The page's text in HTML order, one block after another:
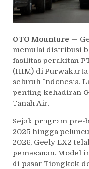
OTO Mounture —
memulai distribusi
fasilitas perakitan
(HIM) di
seluruh Indonesia.
penting kehadiran
Tanah Air.
Sejak program pre-
2025 hingga
2026, Geely EX2
pemesanan. Model
di pasar Tiongkok